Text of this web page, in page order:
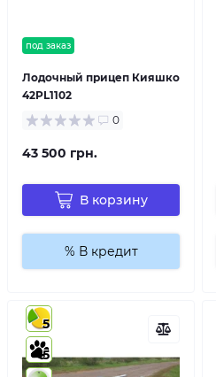
под заказ
Лодочный прицеп Кияшко
42PL1102
0
43 500 грн.
В корзину
% В кредит
5
5